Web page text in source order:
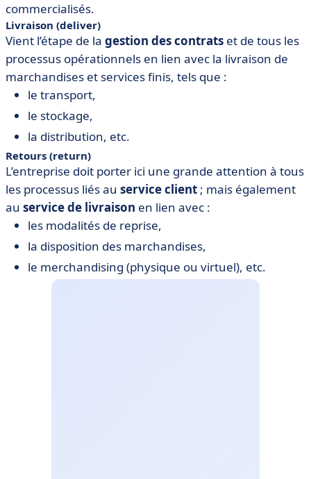
commercialisés.
Livraison (deliver)
Vient l’étape de la gestion des contrats et de tous les
processus opérationnels en lien avec la livraison de
marchandises et services finis, tels que :
le transport,
le stockage,
la distribution, etc.
Retours (return)
L’entreprise doit porter ici une grande attention à tous
les processus liés au service client ; mais également
au service de livraison en lien avec :
les modalités de reprise,
la disposition des marchandises,
le merchandising (physique ou virtuel), etc.